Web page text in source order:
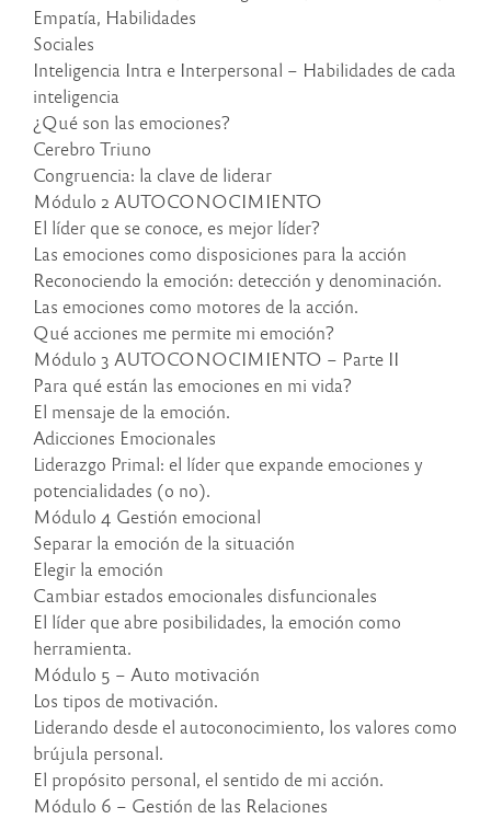
Empatía, Habilidades
Sociales
Inteligencia Intra e Interpersonal – Habilidades de cada
inteligencia
¿Qué son las emociones?
Cerebro Triuno
Congruencia: la clave de liderar
Módulo 2 AUTOCONOCIMIENTO
El líder que se conoce, es mejor líder?
Las emociones como disposiciones para la acción
Reconociendo la emoción: detección y denominación.
Las emociones como motores de la acción.
Qué acciones me permite mi emoción?
Módulo 3 AUTOCONOCIMIENTO – Parte II
Para qué están las emociones en mi vida?
El mensaje de la emoción.
Adicciones Emocionales
Liderazgo Primal: el líder que expande emociones y
potencialidades (o no).
Módulo 4 Gestión emocional
Separar la emoción de la situación
Elegir la emoción
Cambiar estados emocionales disfuncionales
El líder que abre posibilidades, la emoción como
herramienta.
Módulo 5 – Auto motivación
Los tipos de motivación.
Liderando desde el autoconocimiento, los valores como
brújula personal.
El propósito personal, el sentido de mi acción.
Módulo 6 – Gestión de las Relaciones